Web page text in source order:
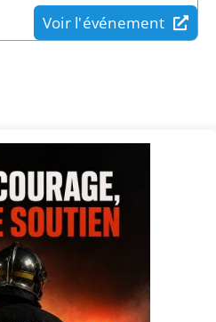
Voir l'événement